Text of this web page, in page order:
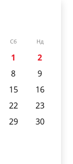
Сб Нд
1
2
8
9
15
16
22
23
29
30